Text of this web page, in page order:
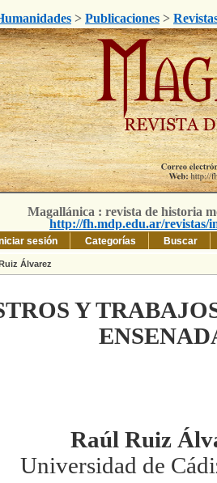
> Publicaciones >
Magallánica : revista de historia
http://fh.mdp.edu.ar/revistas/
sesión Categorías Buscar
Álvarez
Y
Raúl Ruiz
Universidad de